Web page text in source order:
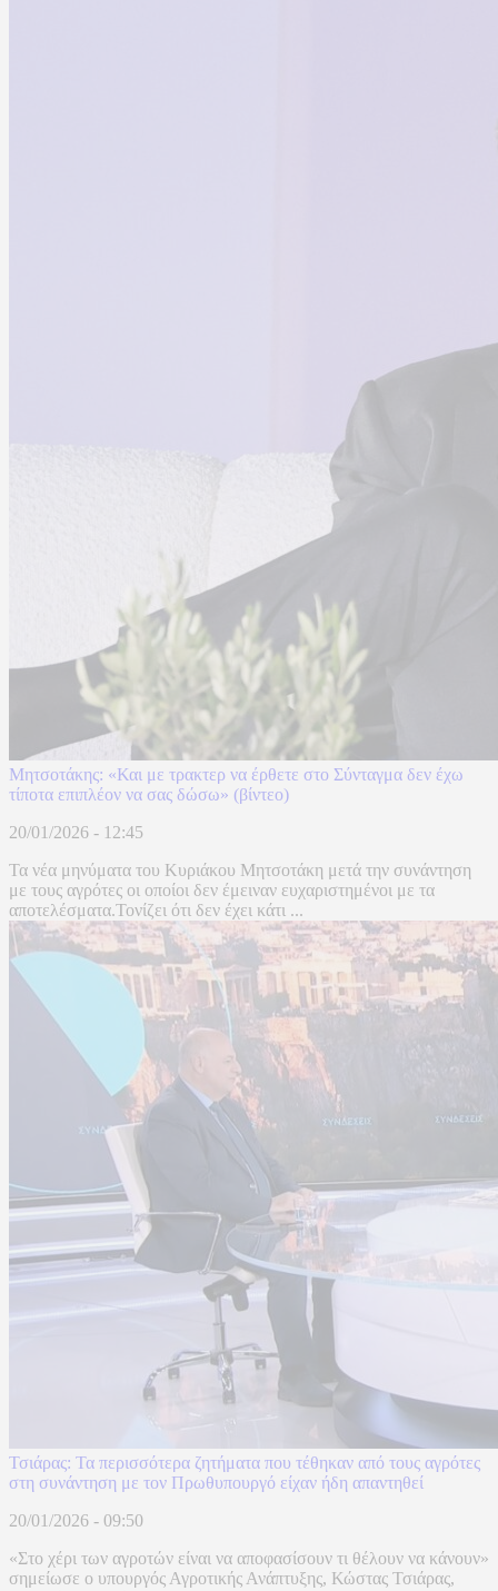
Μητσοτάκης: «Και με τρακτερ να έρθετε στο Σύνταγμα δεν έχω
τίποτα επιπλέον να σας δώσω» (βίντεο)
20/01/2026 - 12:45
Τα νέα μηνύματα του Κυριάκου Μητσοτάκη μετά την συνάντηση
με τους αγρότες οι οποίοι δεν έμειναν ευχαριστημένοι με τα
αποτελέσματα.Τονίζει ότι δεν έχει κάτι ...
Τσιάρας: Τα περισσότερα ζητήματα που τέθηκαν από τους αγρότες
στη συνάντηση με τον Πρωθυπουργό είχαν ήδη απαντηθεί
20/01/2026 - 09:50
«Στο χέρι των αγροτών είναι να αποφασίσουν τι θέλουν να κάνουν»
σημείωσε ο υπουργός Αγροτικής Ανάπτυξης, Κώστας Τσιάρας,